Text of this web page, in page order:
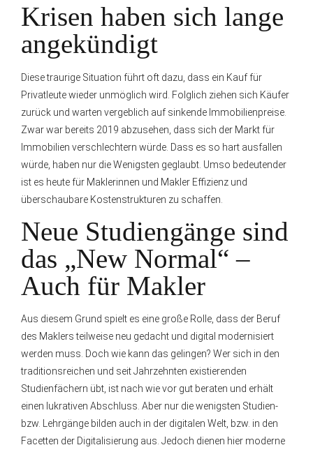
Krisen haben sich lange
angekündigt
Diese traurige Situation führt oft dazu, dass ein Kauf für
Privatleute wieder unmöglich wird. Folglich ziehen sich Käufer
zurück und warten vergeblich auf sinkende Immobilienpreise.
Zwar war bereits 2019 abzusehen, dass sich der Markt für
Immobilien verschlechtern würde. Dass es so hart ausfallen
würde, haben nur die Wenigsten geglaubt. Umso bedeutender
ist es heute für Maklerinnen und Makler Effizienz und
überschaubare Kostenstrukturen zu schaffen.
Neue Studiengänge sind
das „New Normal“ –
Auch für Makler
Aus diesem Grund spielt es eine große Rolle, dass der Beruf
des Maklers teilweise neu gedacht und digital modernisiert
werden muss. Doch wie kann das gelingen? Wer sich in den
traditionsreichen und seit Jahrzehnten existierenden
Studienfächern übt, ist nach wie vor gut beraten und erhält
einen lukrativen Abschluss. Aber nur die wenigsten Studien-
bzw. Lehrgänge bilden auch in der digitalen Welt, bzw. in den
Facetten der Digitalisierung aus. Jedoch dienen hier moderne